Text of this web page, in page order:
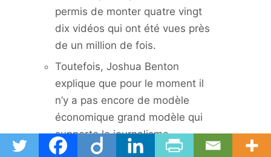
permis de monter quatre vingt
dix vidéos qui ont été vues près
de un million de fois.
Toutefois, Joshua Benton
explique que pour le moment il
n’y a pas encore de modèle
économique grand modèle qui
supporte le journalisme
d’investigation sur Internet mais